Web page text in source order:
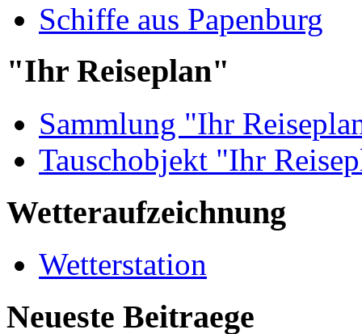
Schiffe aus Papenburg
"Ihr Reiseplan"
Sammlung "Ihr
Tauschobjekt "Ihr
Wetteraufzeichnung
Wetterstation
Neueste Beitraege